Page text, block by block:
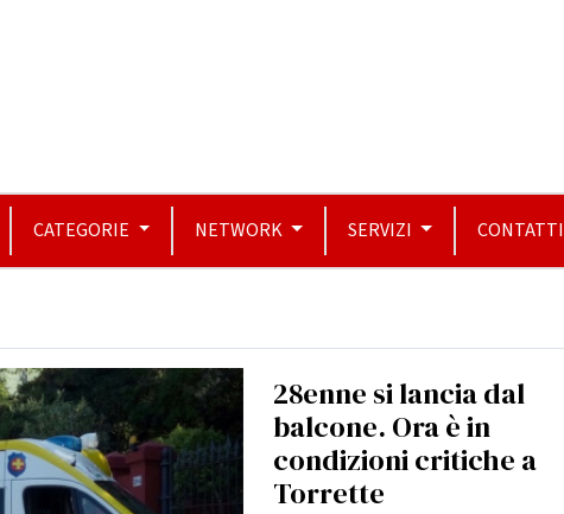
CATEGORIE NETWORK SERVIZI CONTATTI
28enne si lancia dal
balcone. Ora è in
condizioni critiche a
Torrette